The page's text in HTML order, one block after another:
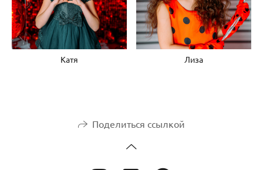
Катя Лиза
Поделиться ссылкой